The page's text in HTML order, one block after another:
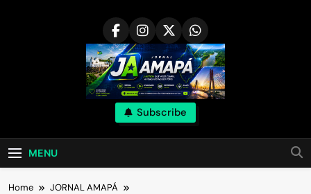
Subscribe
MENU
Home
JORNAL AMAPÁ